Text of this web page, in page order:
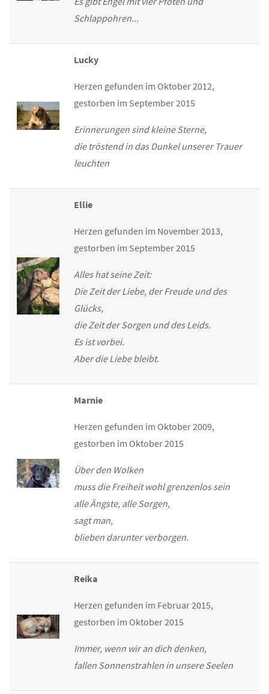
Schlappohren...
Lucky
Herzen gefunden im Oktober 2012,
gestorben im September 2015
Erinnerungen sind kleine Sterne,
die tröstend in das Dunkel unserer Trauer
leuchten
Ellie
Herzen gefunden im November 2013,
gestorben im September 2015
Alles hat seine Zeit:
Die Zeit der Liebe, der Freude und des
Glücks,
die Zeit der Sorgen und des Leids.
Es ist vorbei.
Aber die Liebe bleibt.
Marnie
Herzen gefunden im Oktober 2009,
gestorben im Oktober 2015
Über den Wolken
muss die Freiheit wohl grenzenlos sein
alle Ängste, alle Sorgen,
sagt man,
blieben darunter verborgen.
Reika
Herzen gefunden im Februar 2015,
gestorben im Oktober 2015
Immer, wenn wir an dich denken,
fallen Sonnenstrahlen in unsere Seelen